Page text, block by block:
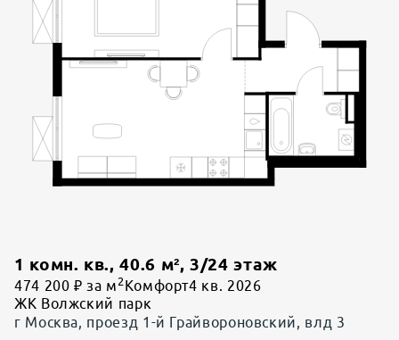
1 комн. кв., 40.6 м²,3/24 этаж
474 200 ₽ за м 2 Комфорт4 кв. 2026
ЖК Волжский парк
г Москва, проезд 1-й Грайвороновский, влд 3